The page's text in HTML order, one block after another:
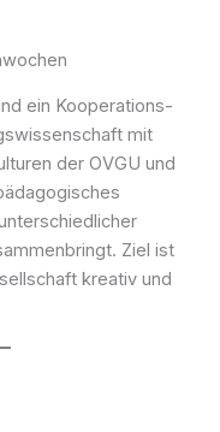
ein Kooperations­
mit
der OVGU und
Ziel ist
krea­tiv und